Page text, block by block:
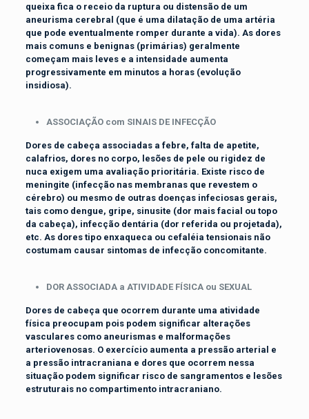
queixa fica o receio da ruptura ou distensão de um
aneurisma cerebral (que é uma dilatação de uma artéria
que pode eventualmente romper durante a vida). As dores
mais comuns e benignas (primárias) geralmente
começam mais leves e a intensidade aumenta
progressivamente em minutos a horas (evolução
insidiosa).
ASSOCIAÇÃO com SINAIS DE INFECÇÃO
Dores de cabeça associadas a febre, falta de apetite,
calafrios, dores no corpo, lesões de pele ou rigidez de
nuca exigem uma avaliação prioritária. Existe risco de
meningite (infecção nas membranas que revestem o
cérebro) ou mesmo de outras doenças infeciosas gerais,
tais como dengue, gripe, sinusite (dor mais facial ou topo
da cabeça), infecção dentária (dor referida ou projetada),
etc. As dores tipo enxaqueca ou cefaléia tensionais não
costumam causar sintomas de infecção concomitante.
DOR ASSOCIADA a ATIVIDADE FÍSICA ou SEXUAL
Dores de cabeça que ocorrem durante uma atividade
física preocupam pois podem significar alterações
vasculares como aneurismas e malformações
arteriovenosas. O exercício aumenta a pressão arterial e
a pressão intracraniana e dores que ocorrem nessa
situação podem significar risco de sangramentos e lesões
estruturais no compartimento intracraniano.